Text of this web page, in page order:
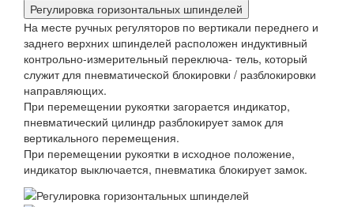
Регулировка горизонтальных шпинделей
На месте ручных регуляторов по вертикали переднего и
заднего верхних шпинделей расположен индуктивный
контрольно-измерительный переключа- тель, который
служит для пневматической блокировки / разблокировки
направляющих.
При перемещении рукоятки загорается индикатор,
пневматический цилиндр разблокирует замок для
вертикального перемещения.
При перемещении рукоятки в исходное положение,
индикатор выключается, пневматика блокирует замок.